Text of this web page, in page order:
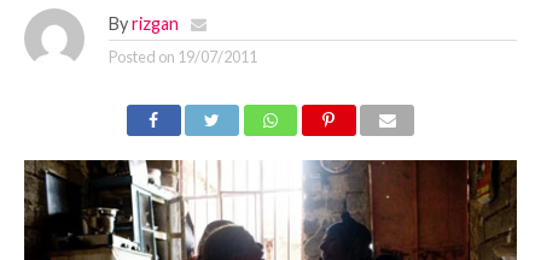
By rizgan
Posted on 19/07/2011